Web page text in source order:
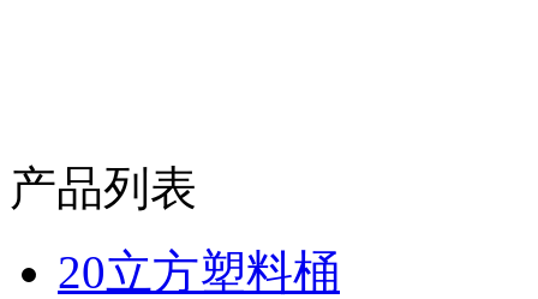
产品列表
20立方塑料桶